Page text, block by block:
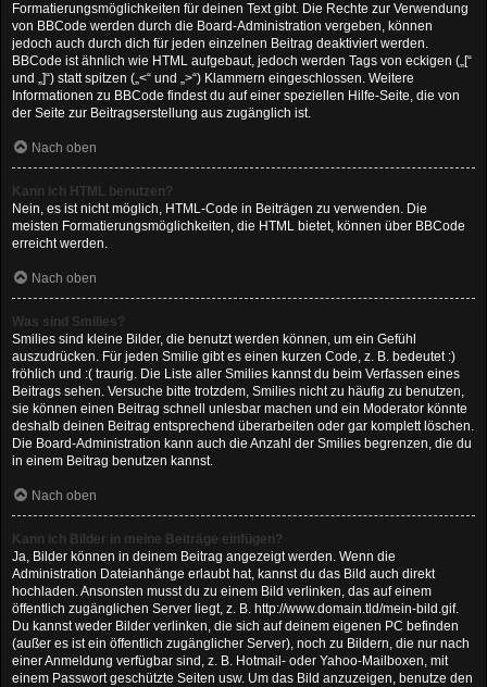
Formatierungsmöglichkeiten für deinen Text gibt. Die Rechte zur Verwendung
von BBCode werden durch die Board-Administration vergeben, können
jedoch auch durch dich für jeden einzelnen Beitrag deaktiviert werden.
BBCode ist ähnlich wie HTML aufgebaut, jedoch werden Tags von eckigen („[“
und „]“) statt spitzen („<“ und „>“) Klammern eingeschlossen. Weitere
Informationen zu BBCode findest du auf einer speziellen Hilfe-Seite, die von
der Seite zur Beitragserstellung aus zugänglich ist.
Nach oben
Kann ich HTML benutzen?
Nein, es ist nicht möglich, HTML-Code in Beiträgen zu verwenden. Die
meisten Formatierungsmöglichkeiten, die HTML bietet, können über BBCode
erreicht werden.
Nach oben
Was sind Smilies?
Smilies sind kleine Bilder, die benutzt werden können, um ein Gefühl
auszudrücken. Für jeden Smilie gibt es einen kurzen Code, z. B. bedeutet :)
fröhlich und :( traurig. Die Liste aller Smilies kannst du beim Verfassen eines
Beitrags sehen. Versuche bitte trotzdem, Smilies nicht zu häufig zu benutzen,
sie können einen Beitrag schnell unlesbar machen und ein Moderator könnte
deshalb deinen Beitrag entsprechend überarbeiten oder gar komplett löschen.
Die Board-Administration kann auch die Anzahl der Smilies begrenzen, die du
in einem Beitrag benutzen kannst.
Nach oben
Kann ich Bilder in meine Beiträge einfügen?
Ja, Bilder können in deinem Beitrag angezeigt werden. Wenn die
Administration Dateianhänge erlaubt hat, kannst du das Bild auch direkt
hochladen. Ansonsten musst du zu einem Bild verlinken, das auf einem
öffentlich zugänglichen Server liegt, z. B. http://www.domain.tld/mein-bild.gif.
Du kannst weder Bilder verlinken, die sich auf deinem eigenen PC befinden
(außer es ist ein öffentlich zugänglicher Server), noch zu Bildern, die nur nach
einer Anmeldung verfügbar sind, z. B. Hotmail- oder Yahoo-Mailboxen, mit
einem Passwort geschützte Seiten usw. Um das Bild anzuzeigen, benutze den